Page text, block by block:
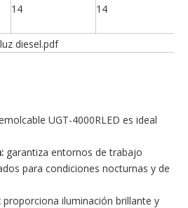
14 14
diesel.pdf
UGT-4000RLED es ideal
garantiza entornos de trabajo
para condiciones nocturnas y de
proporciona iluminación brillante y